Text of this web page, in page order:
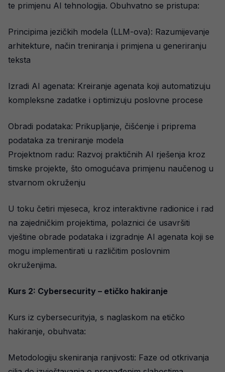
te primjenu AI tehnologija. Obuhvatno se pristupa:
Principima jezičkih modela (LLM-ova): Razumijevanje
arhitekture, način treniranja i primjena u generiranju
teksta
Izradi AI agenata: Kreiranje agenata koji automatizuju
kompleksne zadatke i optimizuju poslovne procese
Obradi podataka: Prikupljanje, čišćenje i priprema
podataka za treniranje modela
Projektnom radu: Razvoj praktičnih AI rješenja kroz
timske projekte, što omogućava primjenu naučenog u
stvarnom okruženju
U toku četiri mjeseca, kroz interaktivne radionice i rad
na zajedničkim projektima, polaznici će usavršiti
vještine obrade podataka i izgradnje AI agenata koji se
mogu implementirati u različitim poslovnim
okruženjima.
Kurs 2: Cybersecurity – etičko hakiranje
Kurs iz cybersecurityja, s naglaskom na etičko
hakiranje, obuhvata:
Metodologiju skeniranja ranjivosti: Faze od otkrivanja